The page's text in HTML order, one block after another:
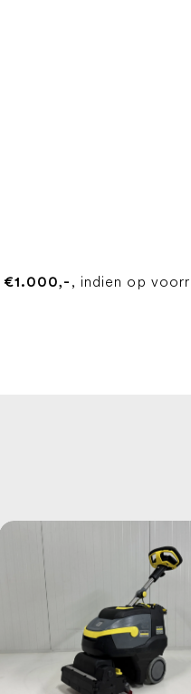
€1.000,- , indien op